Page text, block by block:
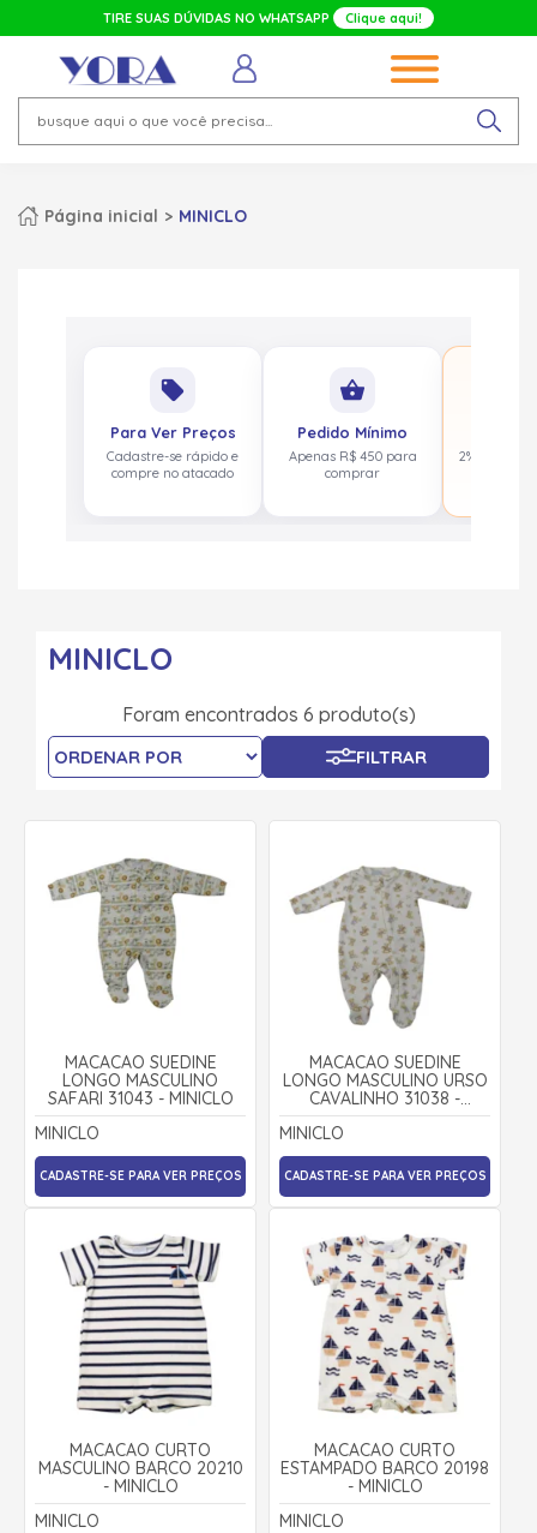
TIRE SUAS DÚVIDAS NO WHATSAPP Clique aqui!
Página inicial MINICLO
local_offer
Para Ver Preços
Cadastre-se rápido e
compre no atacado
shopping_basket
Pedido Mínimo
Apenas R$ 450 para
comprar
2% de volta
MINICLO
Foram encontrados 6 produto(s)
FILTRAR
MACACÃO SUEDINE
LONGO MASCULINO
SAFARI 31043 - MINICLO
MINICLO
CADASTRE-SE PARA VER PREÇOS
MACACÃO SUEDINE
LONGO MASCULINO URSO
CAVALINHO 31038 -
MINICLO
MINICLO
CADASTRE-SE PARA VER PREÇOS
MACACÃO CURTO
MASCULINO BARCO 20210
- MINICLO
MINICLO
MACACÃO CURTO
ESTAMPADO BARCO 20198
- MINICLO
MINICLO